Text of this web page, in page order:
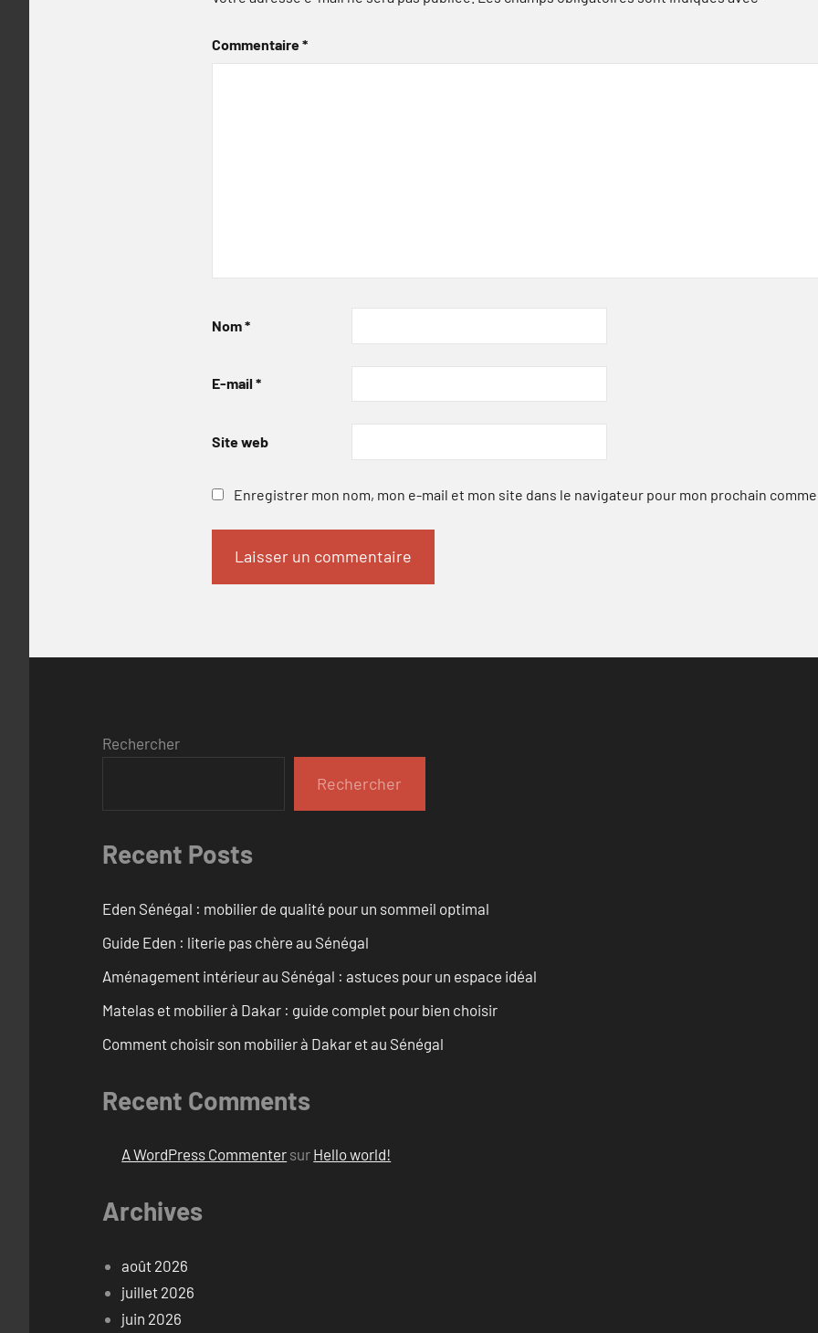
Commentaire*
Nom*
E-mail *
Site web
Enregistrer mon nom, mon e-mail et mon site dans le navigateur pour mon prochain
Rechercher
Rechercher
Recent Posts
Eden Sénégal : mobilier de qualité pour un sommeil optimal
Guide Eden : literie pas chère au Sénégal
Aménagement intérieur au Sénégal : astuces pour un espace idéal
Matelas et mobilier à Dakar : guide complet pour bien choisir
Comment choisir son mobilier à Dakar et au Sénégal
Recent Comments
A WordPress Commenter sur Hello world!
Archives
août 2026
juillet 2026
juin 2026